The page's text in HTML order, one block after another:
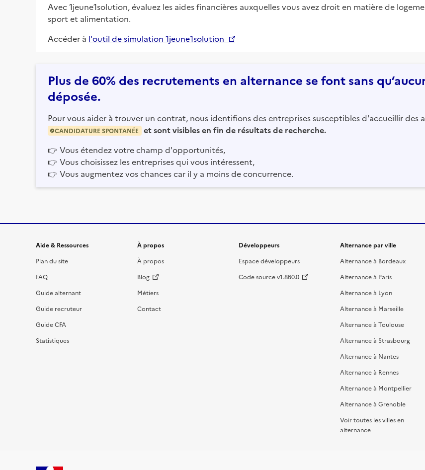
Avec 1jeune1solution, évaluez les aides financières auxquelles vous avez droit en matière de
sport et alimentation.
Accéder à l'outil de simulation 1jeune1solution
Plus de 60% des recrutements en alternance se font sans
déposée.
Pour vous aider à trouver un contrat, nous identifions des entreprises susceptibles d'accueillir des
CANDIDATURE SPONTANÉE
et sont visibles en fin de résultats de recherche.
👉 Vous étendez votre champ d'opportunités,
👉 Vous choisissez les entreprises qui vous intéressent,
👉 Vous augmentez vos chances car il y a moins de concurrence.
Informations et liens du site
Aide & Ressources
Plan du site
FAQ
Guide alternant
Guide recruteur
Guide CFA
Statistiques
À propos
À propos
Blog
Métiers
Contact
Développeurs
Espace développeurs
Code source v1.860.0
Alternance par ville
Alternance à Bordeaux
Alternance à Paris
Alternance à Lyon
Alternance à Marseille
Alternance à Toulouse
Alternance à Strasbourg
Alternance à Nantes
Alternance à Rennes
Alternance à Montpellier
Alternance à Grenoble
Voir toutes les villes en
alternance